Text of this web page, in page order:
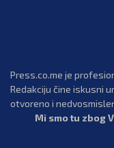
Press.co.me je
Redakciju čine iskusni
otvoreno i
Mi smo tu zbog